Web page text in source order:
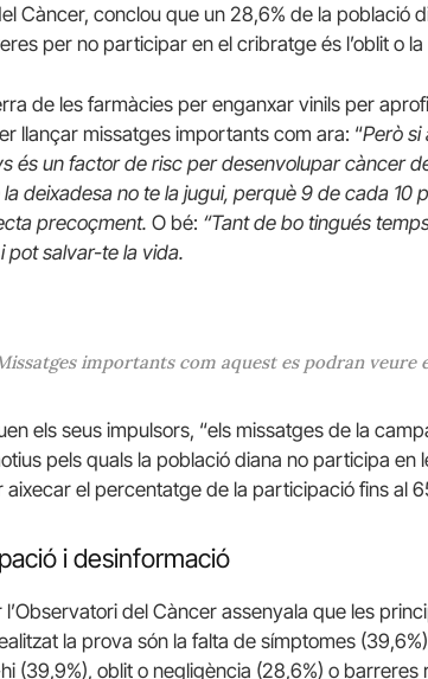
Càncer, conclou que un 28,6% de la població
per no participar en el cribratge és l’oblit o
de les farmàcies per enganxar vinils per
llançar missatges importants com ara: “Però si
és un factor de risc per desenvolupar càncer
la deixadesa no te la jugui, perquè 9 de cada 10
precoçment. O bé: “Tant de bo tingués
pot salvar-te la vida.
importants com aquest es podran veure
els seus impulsors, “els missatges de la
pels quals la població diana no participa en
el percentatge de la participació fins al
i desinformació
l’Observatori del Càncer assenyala que les
la prova són la falta de símptomes
(39,9%), oblit o negligència (28,6%) o